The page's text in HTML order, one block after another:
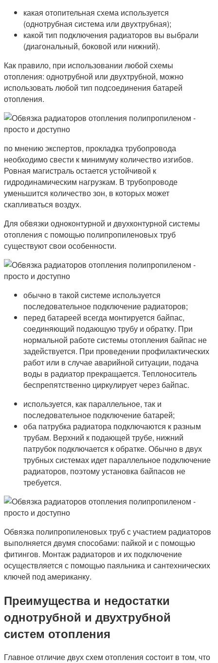
какая отопительная схема используется
(однотрубная система или двухтрубная);
какой тип подключения радиаторов вы выбрали
(диагональный, боковой или нижний).
Как правило, при использовании любой схемы
отопления: однотрубной или двухтрубной, можно
использовать любой тип подсоединения батарей
отопления.
по мнению экспертов, прокладка трубопровода
необходимо свести к минимуму количество изгибов.
Ровная магистраль остается устойчивой к
гидродинамическим нагрузкам. В трубопроводе
уменьшится количество зон, в которых может
скапливаться воздух.
Для обвязки одноконтурной и двухконтурной системы
отопления с помощью полипропиленовых труб
существуют свои особенности.
обычно в такой системе используется
последовательное подключение радиаторов;
перед батареей всегда монтируется байпас,
соединяющий подающую трубу и обратку. При
нормальной работе системы отопления байпас не
задействуется. При проведении профилактических
работ или в случае аварийной ситуации, подача
воды в радиатор прекращается. Теплоноситель
беспрепятственно циркулирует через байпас.
используется, как параллельное, так и
последовательное подключение батарей;
оба патрубка радиатора подключаются к разным
трубам. Верхний к подающей трубе, нижний
патрубок подключается к обратке. Обычно в двух
трубных системах идет параллельное подключение
радиаторов, поэтому установка байпасов не
требуется.
Обвязка полипропиленовых труб с участием радиаторов
выполняется двумя способами: пайкой и с помощью
фитингов. Монтаж радиаторов и их подключение
осуществляется с помощью паяльника и сантехнических
ключей под американку.
Преимущества и недостатки
однотрубной и двухтрубной
систем отопления
Главное отличие двух схем отопления состоит в том, что